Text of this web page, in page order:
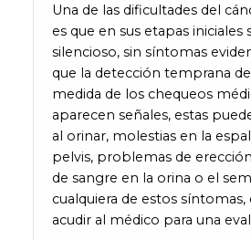
Una de las dificultades del
es que en sus etapas iniciales
silencioso, sin síntomas
que la detección temprana
medida de los chequeos
aparecen señales, estas
al orinar, molestias en la
pelvis, problemas de
de sangre en la orina o el
cualquiera de estos
acudir al médico para una